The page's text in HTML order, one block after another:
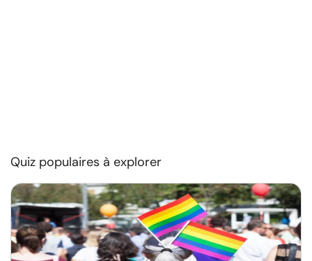
Quiz populaires à explorer